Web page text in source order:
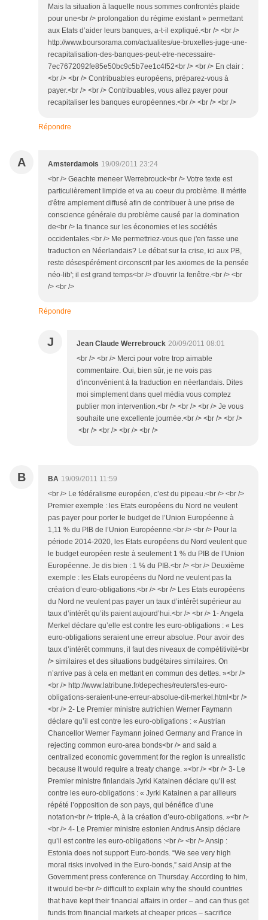
Mais la situation à laquelle nous sommes confrontés plaide
pour une<br /> prolongation du régime existant » permettant
aux Etats d’aider leurs banques, a-t-il expliqué.<br /> <br />
http://www.boursorama.com/actualites/ue-bruxelles-juge-une-
recapitalisation-des-banques-peut-etre-necessaire-
7ec7672092fe85e50bc9c5b7ee1c4f52<br /> <br /> En clair :
<br /> <br /> Contribuables européens, préparez-vous à
payer.<br /> <br /> Contribuables, vous allez payer pour
recapitaliser les banques européennes.<br /> <br /> <br />
Répondre
A Amsterdamois 19/09/2011 23:24
<br /> Geachte meneer Werrebrouck<br /> Votre texte est
particulièrement limpide et va au coeur du problème. Il mérite
d'être amplement diffusé afin de contribuer à une prise de
conscience générale du problème causé par la domination
de<br /> la finance sur les économies et les sociétés
occidentales.<br /> Me permettriez-vous que j'en fasse une
traduction en Néerlandais? Le débat sur la crise, ici aux PB,
reste désespérément circonscrit par les axiomes de la pensée
néo-lib'; il est grand temps<br /> d'ouvrir la fenêtre.<br /> <br
/> <br />
Répondre
J Jean Claude Werrebrouck 20/09/2011 08:01
<br /> <br /> Merci pour votre trop aimable
commentaire. Oui, bien sûr, je ne vois pas
d'inconvénient à la traduction en néerlandais. Dites
moi simplement dans quel média vous comptez
publier mon intervention.<br /> <br /> <br /> Je vous
souhaite une excellente journée.<br /> <br /> <br />
<br /> <br /> <br /> <br />
B BA 19/09/2011 11:59
<br /> Le fédéralisme européen, c’est du pipeau.<br /> <br />
Premier exemple : les Etats européens du Nord ne veulent
pas payer pour porter le budget de l’Union Européenne à
1,11 % du PIB de l’Union Européenne.<br /> <br /> Pour la
période 2014-2020, les Etats européens du Nord veulent que
le budget européen reste à seulement 1 % du PIB de l’Union
Européenne. Je dis bien : 1 % du PIB.<br /> <br /> Deuxième
exemple : les Etats européens du Nord ne veulent pas la
création d’euro-obligations.<br /> <br /> Les Etats européens
du Nord ne veulent pas payer un taux d’intérêt supérieur au
taux d’intérêt qu’ils paient aujourd’hui.<br /> <br /> 1- Angela
Merkel déclare qu’elle est contre les euro-obligations : « Les
euro-obligations seraient une erreur absolue. Pour avoir des
taux d’intérêt communs, il faut des niveaux de compétitivité<br
/> similaires et des situations budgétaires similaires. On
n’arrive pas à cela en mettant en commun des dettes. »<br />
<br /> http://www.latribune.fr/depeches/reuters/les-euro-
obligations-seraient-une-erreur-absolue-dit-merkel.html<br />
<br /> 2- Le Premier ministre autrichien Werner Faymann
déclare qu’il est contre les euro-obligations : « Austrian
Chancellor Werner Faymann joined Germany and France in
rejecting common euro-area bonds<br /> and said a
centralized economic government for the region is unrealistic
because it would require a treaty change. »<br /> <br /> 3- Le
Premier ministre finlandais Jyrki Katainen déclare qu’il est
contre les euro-obligations : « Jyrki Katainen a par ailleurs
répété l’opposition de son pays, qui bénéfice d’une
notation<br /> triple-A, à la création d’euro-obligations. »<br />
<br /> 4- Le Premier ministre estonien Andrus Ansip déclare
qu’il est contre les euro-obligations :<br /> <br /> Ansip :
Estonia does not support Euro-bonds. “We see very high
moral risks involved in the Euro-bonds,” said Ansip at the
Government press conference on Thursday. According to him,
it would be<br /> difficult to explain why the should countries
that have kept their financial affairs in order – and can thus get
funds from financial markets at cheaper prices – sacrifice